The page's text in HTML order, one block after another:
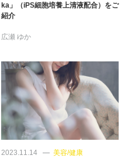
ka」（iPS細胞培養上清液配合）をご
紹介
広瀬 ゆか
2023.11.14
美容/健康